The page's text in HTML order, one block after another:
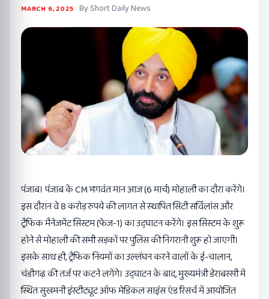
MARCH 6, 2025 By Short Daily News
पंजाब। पंजाब के CM भगवंत मान आज (6 मार्च) मोहाली का दौरा करेंगे।
इस दौरान वे 8 करोड़ रुपये की लागत से स्थापित सिटी सर्विलांस और
ट्रैफिक मैनेजमेंट सिस्टम (फेज-1) का उद्घाटन करेंगे। इस सिस्टम के शुरू
होने से मोहाली की सभी सड़कों पर पुलिस की निगरानी शुरू हो जाएगी।
इसके साथ ही, ट्रैफिक नियमों का उल्लंघन करने वालों के ई-चालान,
चंडीगढ़ की तर्ज पर कटने लगेंगे। उद्घाटन के बाद, मुख्यमंत्री डेराबस्सी में
स्थित सुखमनी इंस्टीट्यूट ऑफ मेडिकल साइंस एंड रिसर्च में आयोजित